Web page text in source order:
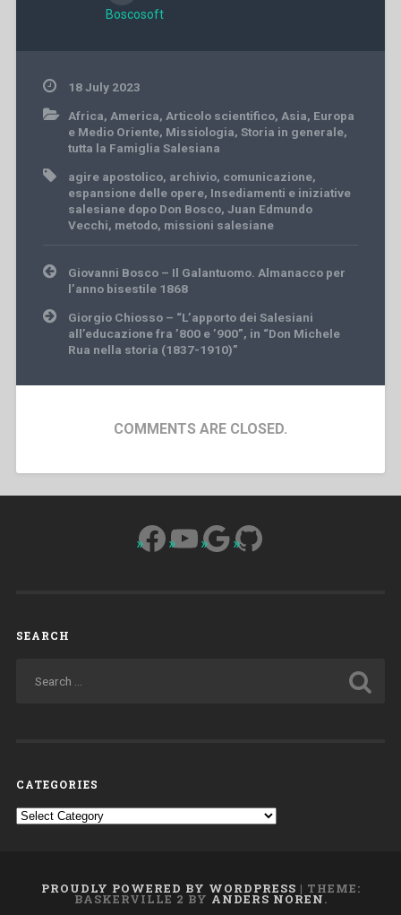
Boscosoft
18 July 2023
Africa, America, Articolo scientifico, Asia, Europa
e Medio Oriente, Missiologia, Storia in generale,
tutta la Famiglia Salesiana
agire apostolico, archivio, comunicazione,
espansione delle opere, Insediamenti e iniziative
salesiane dopo Don Bosco, Juan Edmundo
Vecchi, metodo, missioni salesiane
Post
navigation
Giovanni Bosco – Il Galantuomo. Almanacco per
l’anno bisestile 1868
Giorgio Chiosso – “L’apporto dei Salesiani
all’educazione fra ’800 e ’900”, in “Don Michele
Rua nella storia (1837-1910)”
COMMENTS ARE CLOSED.
Facebook
YouTube
Google
GitHub
SEARCH
CATEGORIES
Categories
PROUDLY POWERED BY WORDPRESS | THEME:
BASKERVILLE 2 BY ANDERS NOREN.